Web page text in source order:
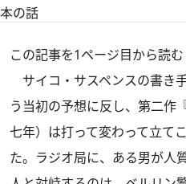
本の話
この記事を1ページ目から読む
サイコ・サスペンスの書き
う当初の予想に反し、第二
七年）は打って変わって立て
た。ラジオ局に、ある男が人